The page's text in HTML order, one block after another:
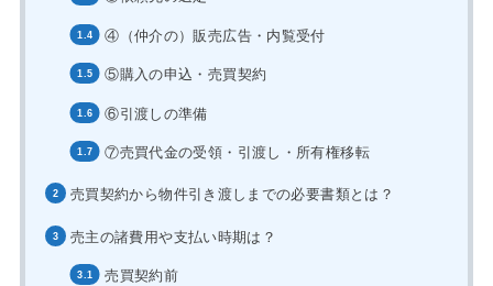
④（仲介の）販売広告・内覧受付
⑤購入の申込・売買契約
⑥引渡しの準備
⑦売買代金の受領・引渡し・所有権移転
売買契約から物件引き渡しまでの必要書類とは？
売主の諸費用や支払い時期は？
売買契約前